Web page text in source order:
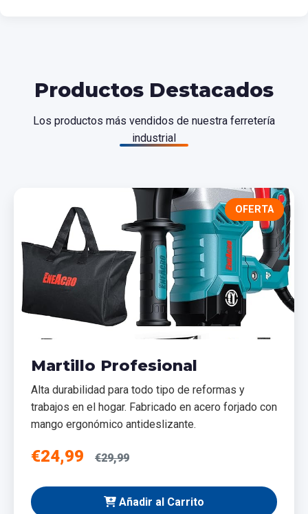
Productos Destacados
Los productos más vendidos de nuestra ferretería
industrial
OFERTA
Martillo Profesional
Alta durabilidad para todo tipo de reformas y
trabajos en el hogar. Fabricado en acero forjado con
mango ergonómico antideslizante.
€24,99 €29,99
Añadir al Carrito